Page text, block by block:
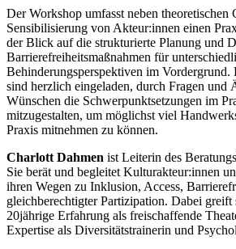
Der Workshop umfasst neben theoretischen
Sensibilisierung von Akteur:innen einen
der Blick auf die strukturierte Planung und
Barrierefreiheitsmaßnahmen für
Behinderungsperspektiven im Vordergrund.
sind herzlich eingeladen, durch Fragen und
Wünschen die Schwerpunktsetzungen im
mitzugestalten, um möglichst viel
Praxis mitnehmen zu können.
Charlott Dahmen ist Leiterin des
Sie berät und begleitet Kulturakteur:innen
ihren Wegen zu Inklusion, Access,
gleichberechtigter Partizipation. Dabei
20jährige Erfahrung als freischaffende
Expertise als Diversitätstrainerin und